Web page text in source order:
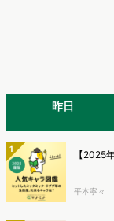
昨日
1 【2025
平本寧々